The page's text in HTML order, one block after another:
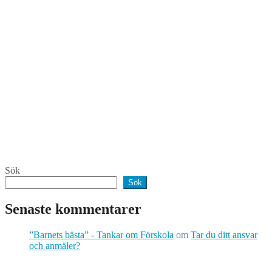
Sök
Sök
Senaste kommentarer
”Barnets bästa” - Tankar om Förskola om Tar du ditt ansvar
och anmäler?